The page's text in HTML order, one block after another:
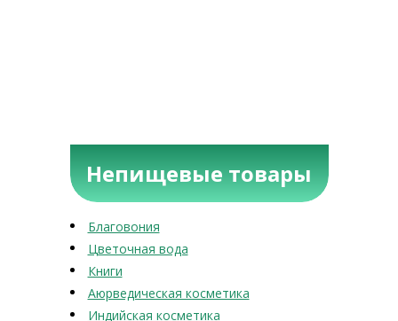
Непищевые товары
Благовония
Цветочная вода
Книги
Аюрведическая косметика
Индийская косметика